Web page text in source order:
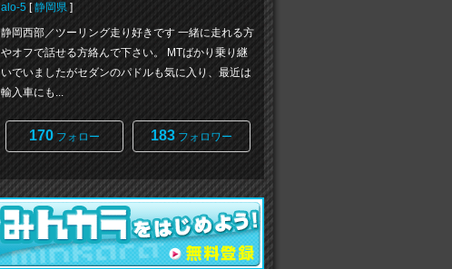
alo-5 [静岡県 ]
静岡西部／ツーリング走り好きです 一緒に走れる方
やオフで話せる方絡んで下さい。 MTばかり乗り継
いでいましたがセダンのパドルも気に入り、最近は
輸入車にも...
170 フォロー 183 フォロワー